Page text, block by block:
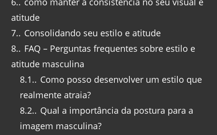
atitude
7. Consolidando seu estilo e atitude
8. FAQ – Perguntas frequentes sobre estilo e
atitude masculina
8.1. Como posso desenvolver um estilo que
realmente atraia?
8.2. Qual a importância da postura para a
imagem masculina?